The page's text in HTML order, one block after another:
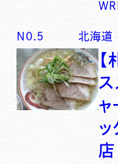
N0. 5 北海道
ッ
店